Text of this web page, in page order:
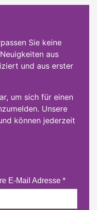
Sie keine
aus
und aus erster
um sich für einen
Unsere
können jederzeit
E-Mail Adresse *